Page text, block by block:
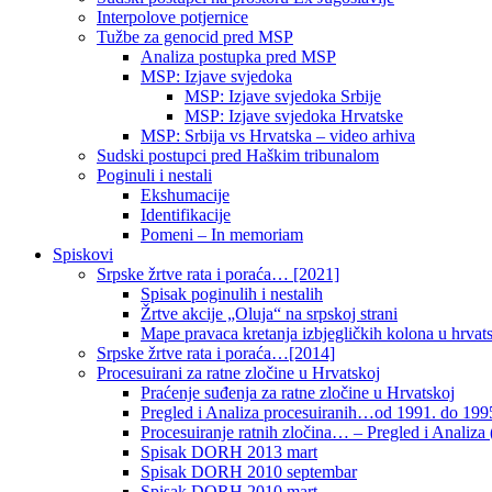
Interpolove potjernice
Tužbe za genocid pred MSP
Analiza postupka pred MSP
MSP: Izjave svjedoka
MSP: Izjave svjedoka Srbije
MSP: Izjave svjedoka Hrvatske
MSP: Srbija vs Hrvatska – video arhiva
Sudski postupci pred Haškim tribunalom
Poginuli i nestali
Ekshumacije
Identifikacije
Pomeni – In memoriam
Spiskovi
Srpske žrtve rata i poraća… [2021]
Spisak poginulih i nestalih
Žrtve akcije „Oluja“ na srpskoj strani
Mape pravaca kretanja izbjegličkih kolona u
Srpske žrtve rata i poraća…[2014]
Procesuirani za ratne zločine u Hrvatskoj
Praćenje suđenja za ratne zločine u Hrvatskoj
Pregled i Analiza procesuiranih…od 1991. do
Procesuiranje ratnih zločina… – Pregled i Analiza
Spisak DORH 2013 mart
Spisak DORH 2010 septembar